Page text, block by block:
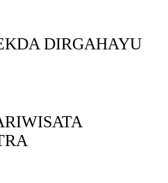
DIRGAHAYU